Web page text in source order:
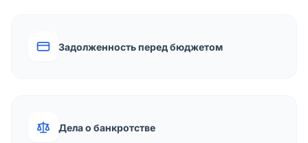
Задолженность перед бюджетом
Дела о банкротстве